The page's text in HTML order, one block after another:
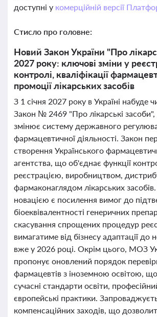
доступні у комерційній версії
Стисло про головне:
Новий Закон України "Про
2027 року: ключові зміни у
контролі, кваліфікації
промоції лікарських засобів
З 1 січня 2027 року в Україні набуде
Закон № 2469 "Про лікарські засоби",
змінює систему державного
фармацевтичної діяльності. Закон
створення Українського
агентства, що об'єднає функції
реєстрацією, виробництвом,
фармаконаглядом лікарських
новацією є посилення вимог до
біоеквівалентності генеричних
скасування спрощених процедур
вимагатиме від бізнесу адаптації до
вже у 2026 році. Окрім цього, МОЗ
пропонує оновлений порядок
фармацевтів з іноземною освітою,
сучасні стандарти освіти,
європейські практики.
компенсаційних заходів, що